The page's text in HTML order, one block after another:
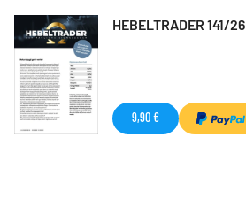
HEBELTRADER 141/26
9,90 €